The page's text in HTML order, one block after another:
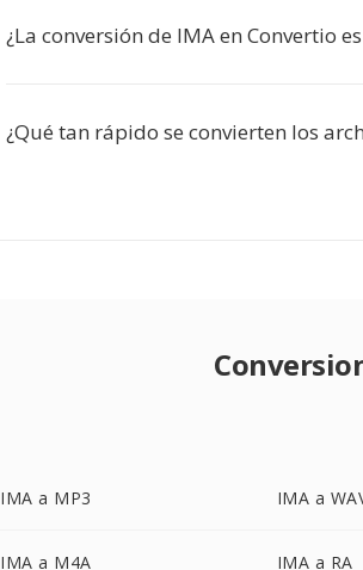
¿La conversión de IMA en Convertio
¿Qué tan rápido se convierten los
IMA a MP3 IMA a
IMA a M4A IMA a RA